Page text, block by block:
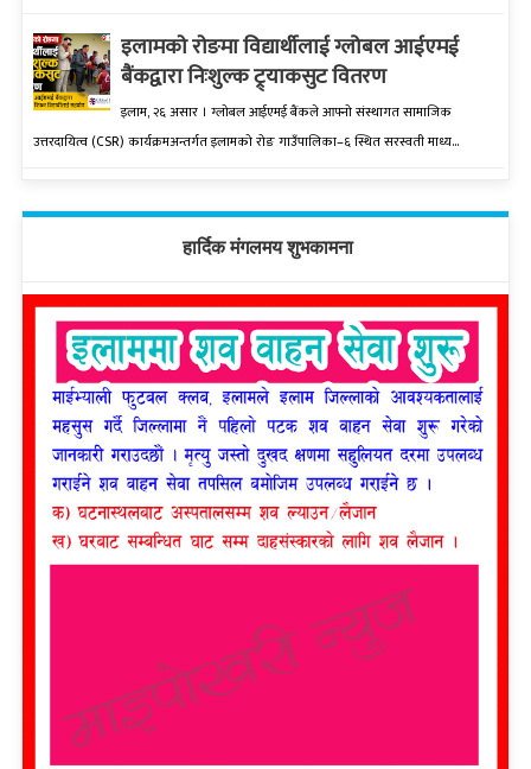
इलामकाे राेङमा विद्यार्थीलाई ग्लोबल आईएमई
बैंकद्वारा निःशुल्क ट्र्याकसुट वितरण
इलाम, २६ असार । ग्लोबल आईएमई बैंकले आफ्नो संस्थागत सामाजिक
उत्तरदायित्व (CSR) कार्यक्रमअन्तर्गत इलामको रोङ गाउँपालिका–६ स्थित सरस्वती माध्य...
हार्दिक मंगलमय शुभकामना